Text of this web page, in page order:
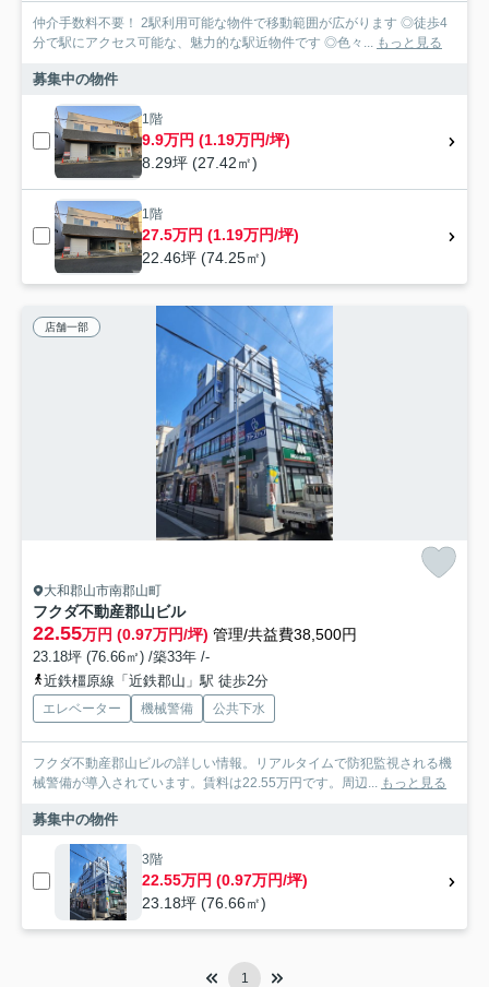
仲介手数料不要！ 2駅利用可能な物件で移動範囲が広がります ◎徒歩4
分で駅にアクセス可能な、魅力的な駅近物件です ◎色々... もっと見る
募集中の物件
1階
9.9万円 (1.19万円/坪)
8.29坪 (27.42㎡)
1階
27.5万円 (1.19万円/坪)
22.46坪 (74.25㎡)
店舗一部
大和郡山市南郡山町
フクダ不動産郡山ビル
22.55万円 (0.97万円/坪) 管理/共益費38,500円
23.18坪 (76.66㎡) /築33年 /-
近鉄橿原線「近鉄郡山」駅 徒歩2分
エレベーター 機械警備 公共下水
フクダ不動産郡山ビルの詳しい情報。リアルタイムで防犯監視される機
械警備が導入されています。賃料は22.55万円です。周辺... もっと見る
募集中の物件
3階
22.55万円 (0.97万円/坪)
23.18坪 (76.66㎡)
1